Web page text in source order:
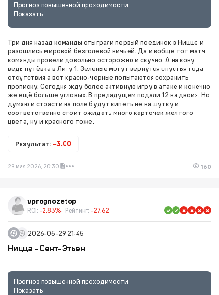
Прогноз повышенной проходимости
Показать!
Три дня назад команды отыграли первый поединок в Ницце и
разошлись мировой безголевой ничьей. Да и вобще тот матч
команды провели довольно осторожно и скучно. А на кону
ведь путёвка в Лигу 1. Зеленые могут вернутся спустья года
отсутствия а вот красно-черные попытаются сохранить
прописку. Сегодня жду более активную игру в атаке и конечно
же ещё больше угловых. В предадущем подали 12 на двоих. Но
думаю и страсти на поле будут кипеть не на шутку и
соответственно стоит ожидать много карточек желтого
цвета, ну и красного тоже.
Результат: -3.00
29 мая 2026, 20:30 160
vprognozetop
ROI: -2.83% Рейтинг: -27.62
2026-05-29 21:45
Ницца - Сент-Этьен
Прогноз повышенной проходимости
Показать!